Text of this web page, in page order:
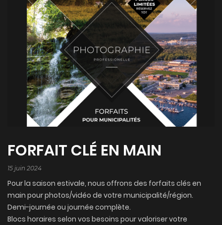
FORFAIT CLÉ EN MAIN
15 juin 2024
Pour la saison estivale, nous offrons des forfaits clés en
main pour photos/vidéo de votre municipalité/région.
Demi-journée ou journée complète.
Blocs horaires selon vos besoins pour valoriser votre